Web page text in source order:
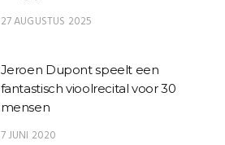
27 AUGUSTUS 2025
Jeroen Dupont speelt een
fantastisch vioolrecital voor 30
mensen
7 JUNI 2020